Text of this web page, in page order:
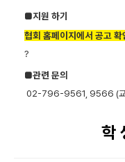
■지원 하기
협회 홈페이지에서 공고 확
?
■관련 문의
02-796-9561, 9566 (교
학